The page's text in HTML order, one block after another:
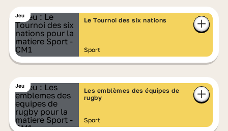
Jeu
Le Tournoi des six nations
Sport
Jeu
Les emblèmes des équipes de
rugby
Sport